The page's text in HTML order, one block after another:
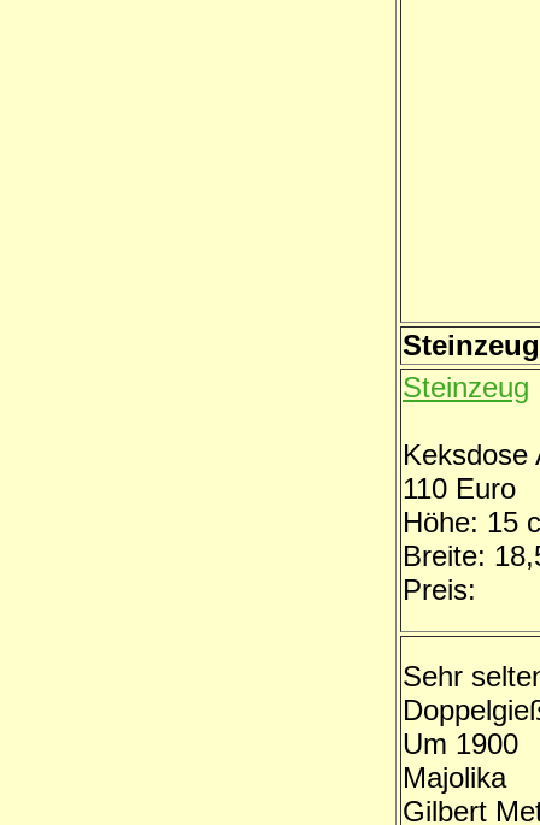
Steinzeug
Keksdose
110 Euro
Höhe: 15
Breite:
Preis:
Sehr
Um 1900
Majolika
Gilbert